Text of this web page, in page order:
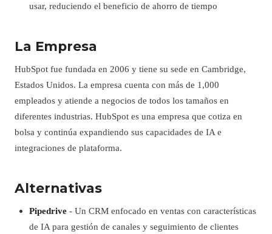
usar, reduciendo el beneficio de ahorro de tiempo
La Empresa
HubSpot fue fundada en 2006 y tiene su sede en Cambridge,
Estados Unidos. La empresa cuenta con más de 1,000
empleados y atiende a negocios de todos los tamaños en
diferentes industrias. HubSpot es una empresa que cotiza en
bolsa y continúa expandiendo sus capacidades de IA e
integraciones de plataforma.
Alternativas
Pipedrive - Un CRM enfocado en ventas con características
de IA para gestión de canales y seguimiento de clientes